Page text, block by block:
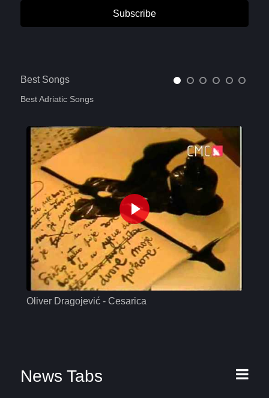
Subscribe
Best Songs
Best Adriatic Songs
Oliver Dragojević - Cesarica
News Tabs